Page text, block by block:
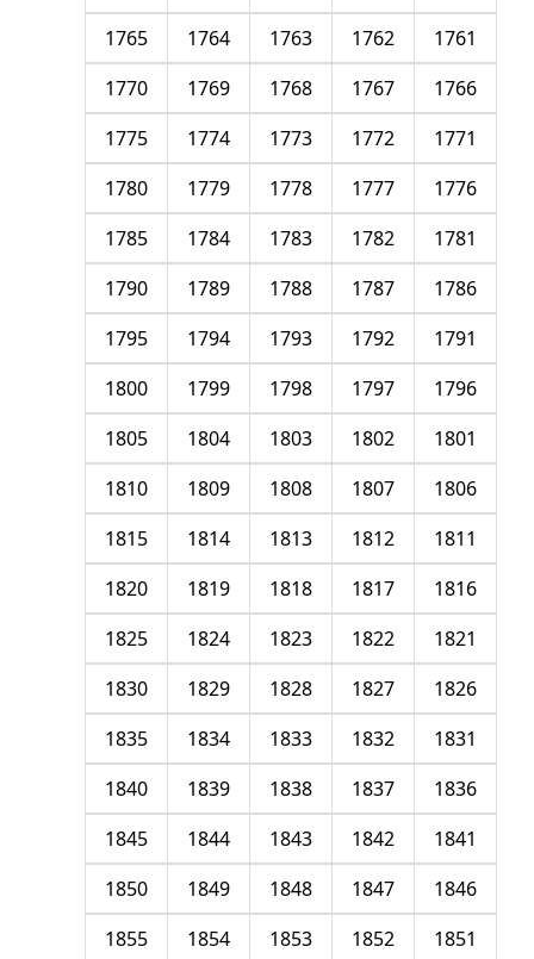
1761
1762
1763
1764
1765
1766
1767
1768
1769
1770
1771
1772
1773
1774
1775
1776
1777
1778
1779
1780
1781
1782
1783
1784
1785
1786
1787
1788
1789
1790
1791
1792
1793
1794
1795
1796
1797
1798
1799
1800
1801
1802
1803
1804
1805
1806
1807
1808
1809
1810
1811
1812
1813
1814
1815
1816
1817
1818
1819
1820
1821
1822
1823
1824
1825
1826
1827
1828
1829
1830
1831
1832
1833
1834
1835
1836
1837
1838
1839
1840
1841
1842
1843
1844
1845
1846
1847
1848
1849
1850
1851
1852
1853
1854
1855